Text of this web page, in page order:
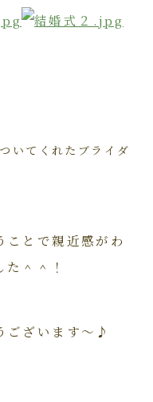
いてくれたブライダ
ことで親近感がわ
＾＾！
ございます～♪